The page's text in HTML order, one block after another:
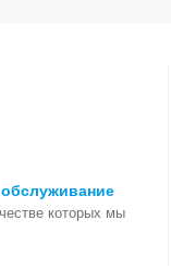
обслуживание
которых мы